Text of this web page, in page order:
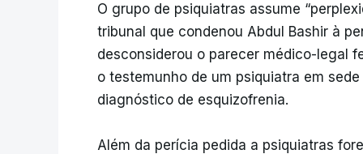
O grupo de psiquiatras assume
tribunal que condenou Abdul Bashir à
desconsiderou o parecer médico-legal
o testemunho de um psiquiatra em
diagnóstico de esquizofrenia.
Além da perícia pedida a psiquiatras